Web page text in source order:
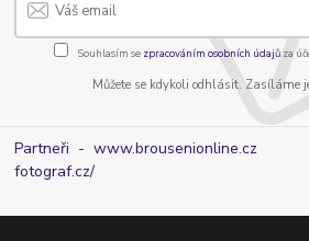
Souhlasím se zpracováním osobních údajůza
Můžete se kdykoli odhlásit. Zasíláme
Partneři -
fotograf.cz/